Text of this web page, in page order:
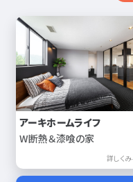
アーキホームライフ
W断熱＆漆喰の家
詳しく